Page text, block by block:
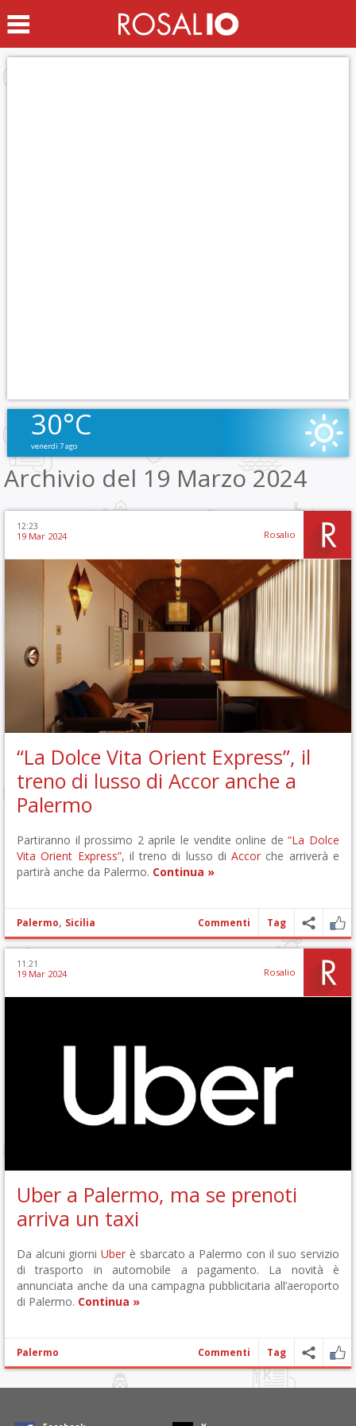
30°C
venerdì 7 ago
Archivio del 19 Marzo 2024
12:23
19 Mar 2024 Rosalio
“La Dolce Vita Orient Express”, il
treno di lusso di Accor anche a
Palermo
Partiranno il prossimo 2 aprile le vendite online de“La Dolce
Vita Orient Express”, il treno di lusso diAccor che arriverà e
partirà anche da Palermo. Continua »
Palermo, Sicilia Commenti Tag
11:21
19 Mar 2024 Rosalio
Uber a Palermo, ma se prenoti
arriva un taxi
Da alcuni giorniUber è sbarcato a Palermo con il suo servizio
di trasporto in automobile a pagamento. La novità è
annunciata anche da una campagna pubblicitaria all’aeroporto
di Palermo. Continua »
Palermo Commenti Tag